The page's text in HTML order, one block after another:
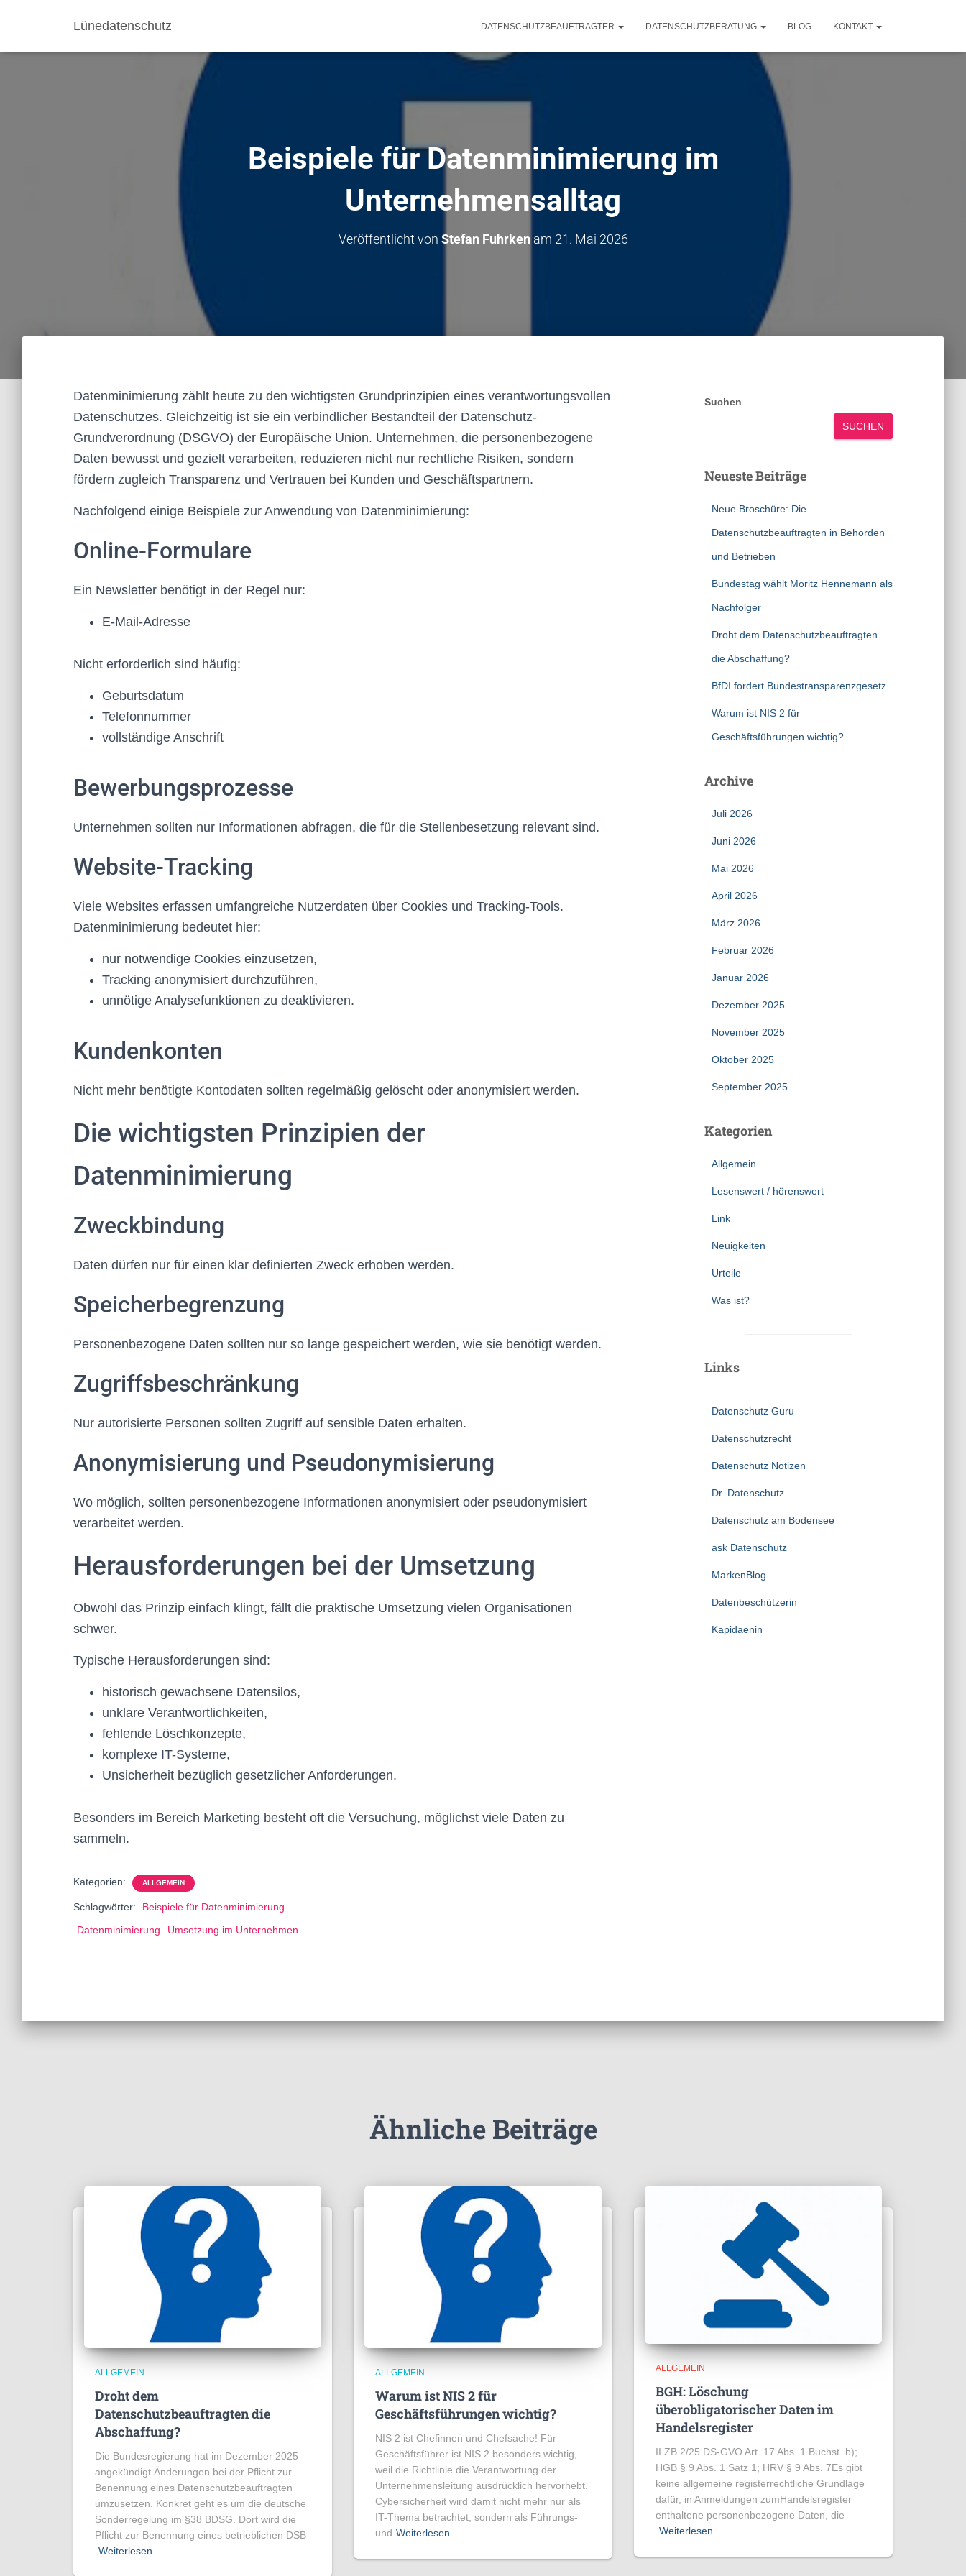
Lünedatenschutz DATENSCHUTZBEAUFTRAGTER DATENSCHUTZBERATUNG BLOG KONTAKT
Beispiele für Datenminimierung im
Unternehmensalltag
Veröffentlicht von Stefan Fuhrken am 21. Mai 2026
Datenminimierung zählt heute zu den wichtigsten Grundprinzipien eines verantwortungsvollen
Datenschutzes. Gleichzeitig ist sie ein verbindlicher Bestandteil der Datenschutz-
Grundverordnung (DSGVO) der Europäische Union. Unternehmen, die personenbezogene
Daten bewusst und gezielt verarbeiten, reduzieren nicht nur rechtliche Risiken, sondern
fördern zugleich Transparenz und Vertrauen bei Kunden und Geschäftspartnern.
Nachfolgend einige Beispiele zur Anwendung von Datenminimierung:
Online-Formulare
Ein Newsletter benötigt in der Regel nur:
E-Mail-Adresse
Nicht erforderlich sind häufig:
Geburtsdatum
Telefonnummer
vollständige Anschrift
Bewerbungsprozesse
Unternehmen sollten nur Informationen abfragen, die für die Stellenbesetzung relevant sind.
Website-Tracking
Viele Websites erfassen umfangreiche Nutzerdaten über Cookies und Tracking-Tools.
Datenminimierung bedeutet hier:
nur notwendige Cookies einzusetzen,
Tracking anonymisiert durchzuführen,
unnötige Analysefunktionen zu deaktivieren.
Kundenkonten
Nicht mehr benötigte Kontodaten sollten regelmäßig gelöscht oder anonymisiert werden.
Die wichtigsten Prinzipien der
Datenminimierung
Zweckbindung
Daten dürfen nur für einen klar definierten Zweck erhoben werden.
Speicherbegrenzung
Personenbezogene Daten sollten nur so lange gespeichert werden, wie sie benötigt werden.
Zugriffsbeschränkung
Nur autorisierte Personen sollten Zugriff auf sensible Daten erhalten.
Anonymisierung und Pseudonymisierung
Wo möglich, sollten personenbezogene Informationen anonymisiert oder pseudonymisiert
verarbeitet werden.
Herausforderungen bei der Umsetzung
Obwohl das Prinzip einfach klingt, fällt die praktische Umsetzung vielen Organisationen
schwer.
Typische Herausforderungen sind:
historisch gewachsene Datensilos,
unklare Verantwortlichkeiten,
fehlende Löschkonzepte,
komplexe IT-Systeme,
Unsicherheit bezüglich gesetzlicher Anforderungen.
Besonders im Bereich Marketing besteht oft die Versuchung, möglichst viele Daten zu
sammeln.
Kategorien: ALLGEMEIN
Schlagwörter:
Beispiele für Datenminimierung
Datenminimierung
Umsetzung im Unternehmen
Suchen
SUCHEN
Neueste Beiträge
Neue Broschüre: Die
Datenschutzbeauftragten in Behörden
und Betrieben
Bundestag wählt Moritz Hennemann als
Nachfolger
Droht dem Datenschutzbeauftragten
die Abschaffung?
BfDI fordert Bundestransparenzgesetz
Warum ist NIS 2 für
Geschäftsführungen wichtig?
Archive
Juli 2026
Juni 2026
Mai 2026
April 2026
März 2026
Februar 2026
Januar 2026
Dezember 2025
November 2025
Oktober 2025
September 2025
Kategorien
Allgemein
Lesenswert / hörenswert
Link
Neuigkeiten
Urteile
Was ist?
Links
Datenschutz Guru
Datenschutzrecht
Datenschutz Notizen
Dr. Datenschutz
Datenschutz am Bodensee
ask Datenschutz
MarkenBlog
Datenbeschützerin
Kapidaenin
Ähnliche Beiträge
ALLGEMEIN
Droht dem
Datenschutzbeauftragten die
Abschaffung?
Die Bundesregierung hat im Dezember 2025
angekündigt Änderungen bei der Pflicht zur
Benennung eines Datenschutzbeauftragten
umzusetzen. Konkret geht es um die deutsche
Sonderregelung im §38 BDSG. Dort wird die
Pflicht zur Benennung eines betrieblichen DSB
Weiterlesen
ALLGEMEIN
Warum ist NIS 2 für
Geschäftsführungen wichtig?
NIS 2 ist Chefinnen und Chefsache! Für
Geschäftsführer ist NIS 2 besonders wichtig,
weil die Richtlinie die Verantwortung der
Unternehmensleitung ausdrücklich hervorhebt.
Cybersicherheit wird damit nicht mehr nur als
IT-Thema betrachtet, sondern als Führungs-
und Weiterlesen
ALLGEMEIN
BGH: Löschung
überobligatorischer Daten im
Handelsregister
II ZB 2/25 DS-GVO Art. 17 Abs. 1 Buchst. b);
HGB § 9 Abs. 1 Satz 1; HRV § 9 Abs. 7Es gibt
keine allgemeine registerrechtliche Grundlage
dafür, in Anmeldungen zumHandelsregister
enthaltene personenbezogene Daten, die
Weiterlesen